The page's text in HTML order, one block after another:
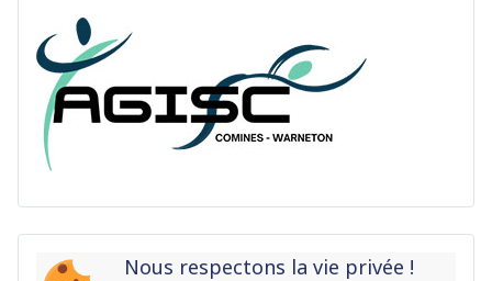
Nous respectons la vie privée !